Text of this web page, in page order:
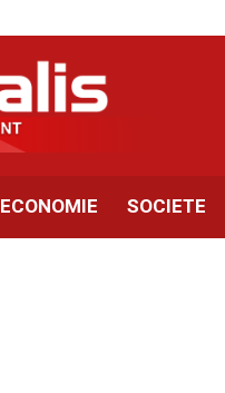
ECONOMIE SOCIETE